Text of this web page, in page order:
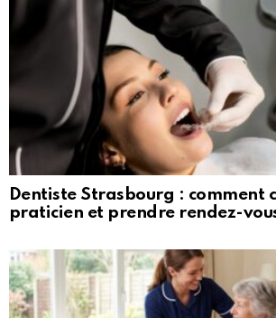
Dentiste Strasbourg : comment
praticien et prendre rendez-